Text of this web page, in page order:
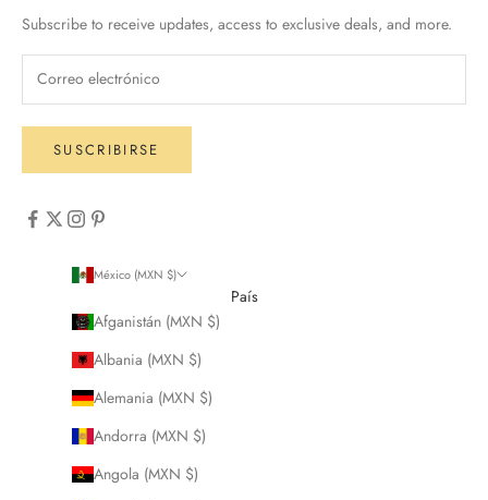
Subscribe to receive updates, access to exclusive deals, and more.
SUSCRIBIRSE
México (MXN $)
País
Afganistán (MXN $)
Albania (MXN $)
Alemania (MXN $)
Andorra (MXN $)
Angola (MXN $)